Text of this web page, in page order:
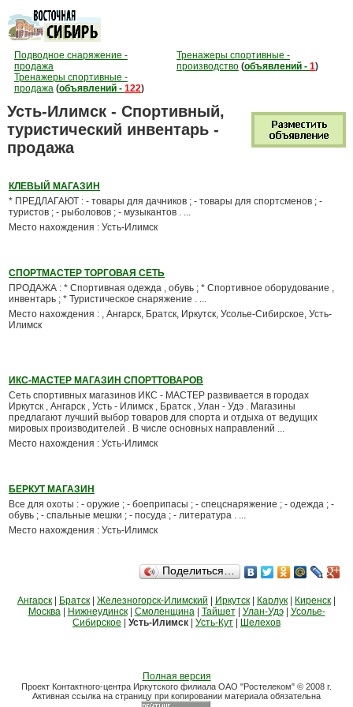
Подводное снаряжение -
продажа
Тренажеры спортивные -
продажа (объявлений - 122)
Тренажеры спортивные -
производство (объявлений - 1)
Усть-Илимск - Спортивный,
туристический инвентарь -
продажа
КЛЕВЫЙ МАГАЗИН
* ПРЕДЛАГАЮТ : - товары для дачников ; - товары для спортсменов ; -
туристов ; - рыболовов ; - музыкантов . ...
Место нахождения : Усть-Илимск
СПОРТМАСТЕР ТОРГОВАЯ СЕТЬ
ПРОДАЖА : * Спортивная одежда , обувь ; * Спортивное оборудование ,
инвентарь ; * Туристическое снаряжение . ...
Место нахождения : , Ангарск, Братск, Иркутск, Усолье-Сибирское, Усть-
Илимск
ИКС-МАСТЕР МАГАЗИН СПОРТТОВАРОВ
Сеть спортивных магазинов ИКС - МАСТЕР развивается в городах
Иркутск , Ангарск , Усть - Илимск , Братск , Улан - Удэ . Магазины
предлагают лучший выбор товаров для спорта и отдыха от ведущих
мировых производителей . В числе основных направлений ...
Место нахождения : Усть-Илимск
БЕРКУТ МАГАЗИН
Все для охоты : - оружие ; - боеприпасы ; - спецснаряжение ; - одежда ; -
обувь ; - спальные мешки ; - посуда ; - литература . ...
Место нахождения : Усть-Илимск
Поделиться…
Ангарск Братск Железногорск-Илимский Иркутск Карлук Киренск
Москва| Нижнеудинск| Смоленщина| Тайшет| Улан-Удэ| Усолье-
Сибирское
Усть-Илимск Усть-Кут Шелехов
Полная версия
Проект Контактного-центра Иркутского филиала ОАО "Ростелеком" © 2008 г.
Активная ссылка на страницу при копировании материала обязательна